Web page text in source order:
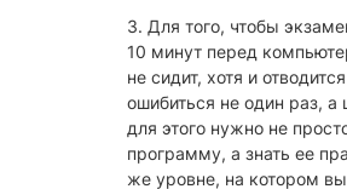
3. Для того, чтобы
10 минут перед
не сидит, хотя и
ошибиться не один раз,
для этого нужно не
программу, а знать ее
же уровне, на котором